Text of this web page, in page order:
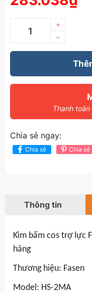
–
+
Thanh
Chia sẻ ngay:
Chia sẻ Chia sẻ
Thông tin
Kìm bấm cos trợ lực
hãng
Thương hiệu: Fasen
Model: HS-2MA